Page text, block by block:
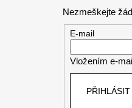
Nezmeškejte
E-mail
Vložením e-
PŘIHLÁSIT